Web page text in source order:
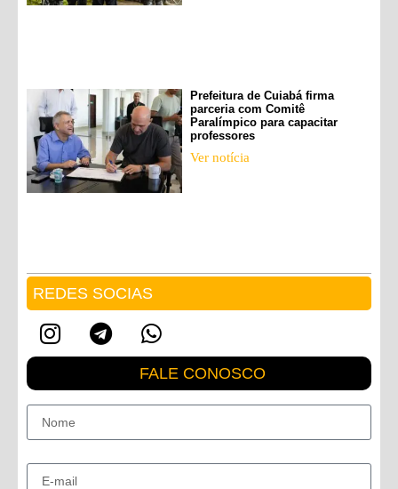
Prefeitura de Cuiabá firma
parceria com Comitê
Paralímpico para capacitar
professores
Ver notícia
REDES SOCIAS
FALE CONOSCO